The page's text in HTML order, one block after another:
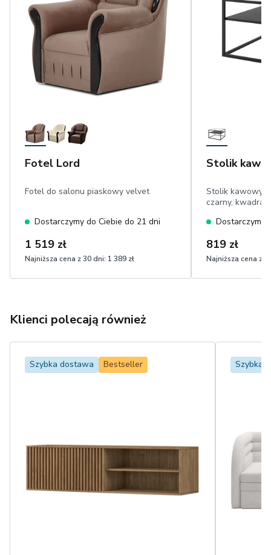
Fotel Lord
Fotel do salonu piaskowy velvet
Dostarczymy do Ciebie do 21 dni
1 519 zł
Najniższa cena z 30 dni: 1 389 zł
Stolik
Stolik kawowy
czarny,
Dostarczymy
819 zł
Najniższa cena z
Klienci polecają również
Szybka dostawa Bestseller Szybka